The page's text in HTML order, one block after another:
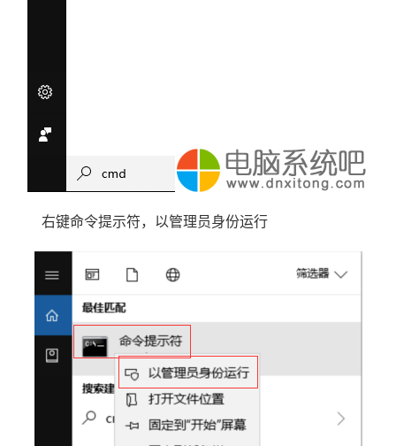
右键命令提示符，以管理员身份运行